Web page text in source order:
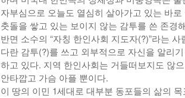
자부심으로 오늘도 열심히 살아가고 있는 바
춧돌을 쌓고 있는 보이지 않는 감투를 쓴 존경
반면 소수의 “자칭 한인사회 지도자(?)”라는
다란 감투(?)를 쓰고 외부적으로 자신을 알리
하고 있다. 지역 한인사회는 거들떠보지도 않
안타깝고 가슴 아플 뿐이다.
이 땅의 이민 1세대로 대부분 동포들의 삶의